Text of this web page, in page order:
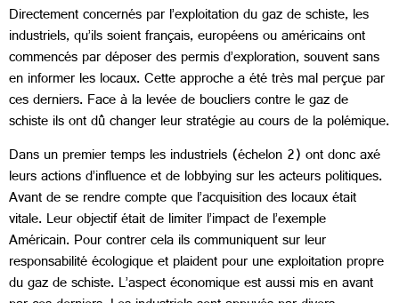
Directement concernés par l’exploitation du gaz de schiste, les
industriels, qu’ils soient français, européens ou américains ont
commencés par déposer des permis d’exploration, souvent sans
en informer les locaux. Cette approche a été très mal perçue par
ces derniers. Face à la levée de boucliers contre le gaz de
schiste ils ont dû changer leur stratégie au cours de la polémique.
Dans un premier temps les industriels (échelon 2) ont donc axé
leurs actions d’influence et de lobbying sur les acteurs politiques.
Avant de se rendre compte que l’acquisition des locaux était
vitale. Leur objectif était de limiter l’impact de l’exemple
Américain. Pour contrer cela ils communiquent sur leur
responsabilité écologique et plaident pour une exploitation propre
du gaz de schiste. L’aspect économique est aussi mis en avant